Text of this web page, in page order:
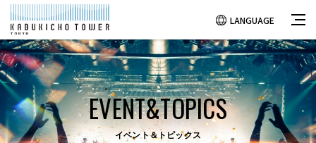
LANGUAGE
EVENT&TOPICS
イベント＆トピックス